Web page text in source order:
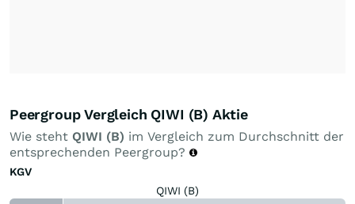
Peergroup Vergleich QIWI (B) Aktie
Wie steht QIWI (B) im Vergleich zum Durchschnitt der
entsprechenden Peergroup?
KGV
QIWI (B)